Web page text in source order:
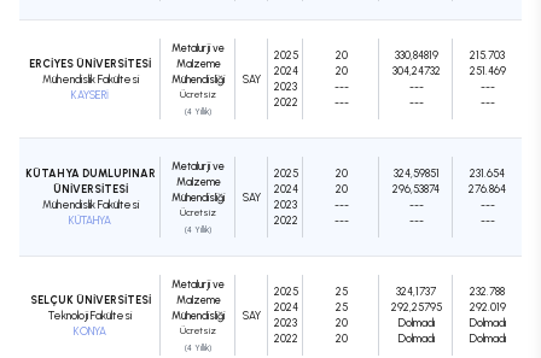
ERCİYES ÜNİVERSİTESİ
Mühendislik Fakültesi
KAYSERİ
Metalurji ve
Malzeme
Mühendisliği
Ücretsiz
(4 Yıllık)
SAY
2025
2024
2023
2022
20
20
---
---
330,84819
304,24732
---
---
215.703
251.469
---
---
KÜTAHYA DUMLUPINAR
ÜNİVERSİTESİ
Mühendislik Fakültesi
KÜTAHYA
Metalurji ve
Malzeme
Mühendisliği
Ücretsiz
(4 Yıllık)
SAY
2025
2024
2023
2022
20
20
---
---
324,59851
296,53874
---
---
231.654
276.864
---
---
SELÇUK ÜNİVERSİTESİ
Teknoloji Fakültesi
KONYA
Metalurji ve
Malzeme
Mühendisliği
Ücretsiz
(4 Yıllık)
SAY
2025
2024
2023
2022
25
25
20
20
324,1737
292,25795
Dolmadı
Dolmadı
232.788
292.019
Dolmadı
Dolmadı